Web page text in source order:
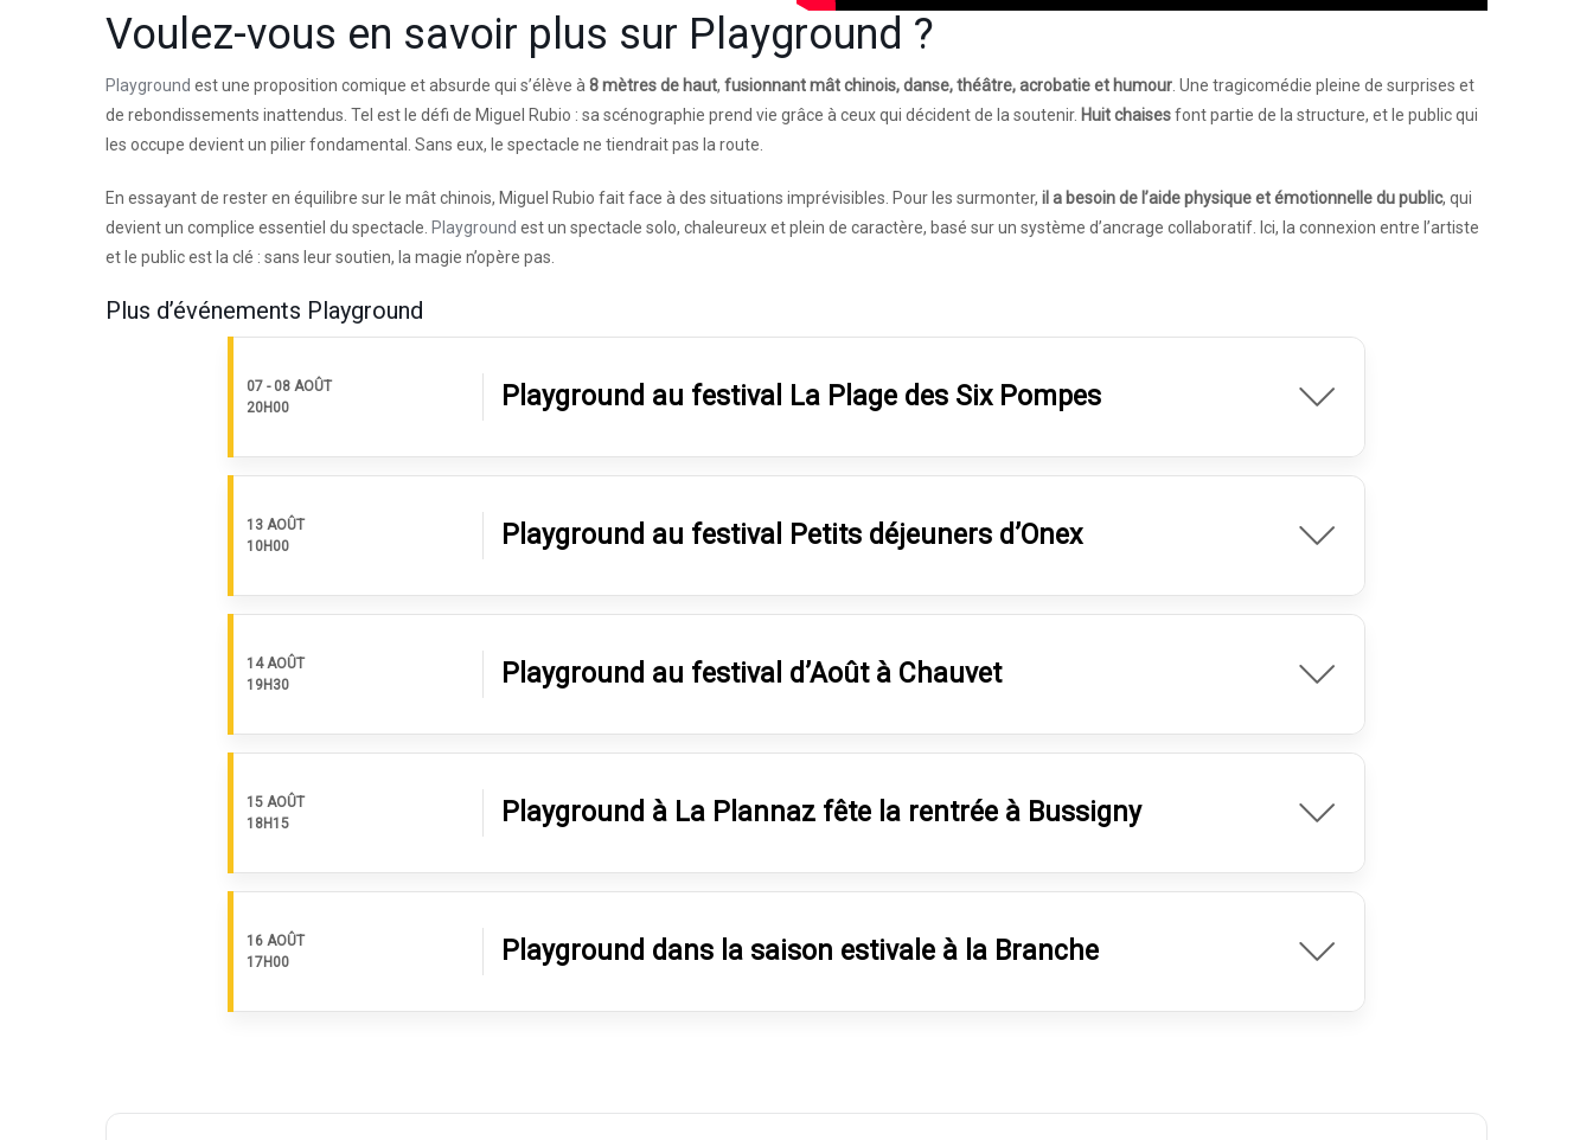
Voulez-vous en savoir plus sur Playground ?
Playground est une proposition comique et absurde qui s’élève à8 mètres de haut, fusionnant mât chinois, danse, théâtre, acrobatie et humour. Une tragicomédie pleine de surprises et
de rebondissements inattendus. Tel est le défi de Miguel Rubio : sa scénographie prend vie grâce à ceux qui décident de la soutenir. Huit chaisesfont partie de la structure, et le public qui
les occupe devient un pilier fondamental. Sans eux, le spectacle ne tiendrait pas la route.
En essayant de rester en équilibre sur le mât chinois, Miguel Rubio fait face à des situations imprévisibles. Pour les surmonter, il a besoin de l’aide physique et émotionnelle du public, qui
devient un complice essentiel du spectacle. Playground est un spectacle solo, chaleureux et plein de caractère, basé sur un système d’ancrage collaboratif. Ici, la connexion entre l’artiste
et le public est la clé : sans leur soutien, la magie n’opère pas.
Plus d’événements Playground
07 - 08 AOÛT
20H00
Playground au festival La Plage des Six Pompes
13 AOÛT
10H00
Playground au festival Petits déjeuners d’Onex
14 AOÛT
19H30
Playground au festival d’Août à Chauvet
15 AOÛT
18H15
Playground à La Plannaz fête la rentrée à Bussigny
16 AOÛT
17H00
Playground dans la saison estivale à la Branche